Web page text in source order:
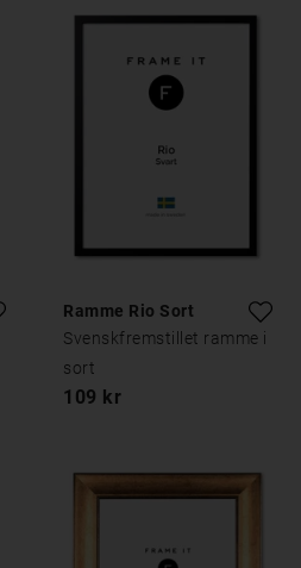
Ramme Rio Sort
Svenskfremstillet ramme i
sort
109 kr